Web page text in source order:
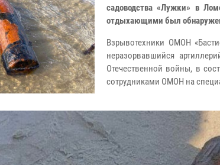
садоводства «Лужки» в
отдыхающими был
Взрывотехники ОМОН
неразорвавшийся
Отечественной войны, в
сотрудниками ОМОН на